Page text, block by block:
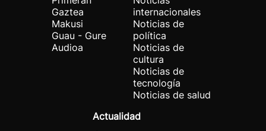
Gaztea
Makusi
Guau - Gure
Audioa
internacionales
Noticias de
política
Noticias de
cultura
Noticias de
tecnología
Noticias de salud
Actualidad